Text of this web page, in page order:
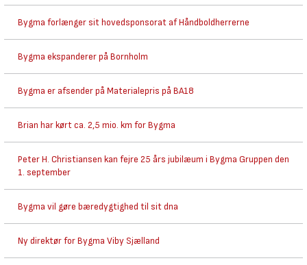
Bygma forlænger sit hovedsponsorat af Håndboldherrerne
Bygma ekspanderer på Bornholm
Bygma er afsender på Materialepris på BA18
Brian har kørt ca. 2,5 mio. km for Bygma
Peter H. Christiansen kan fejre 25 års jubilæum i Bygma Gruppen den
1. september
Bygma vil gøre bæredygtighed til sit dna
Ny direktør for Bygma Viby Sjælland